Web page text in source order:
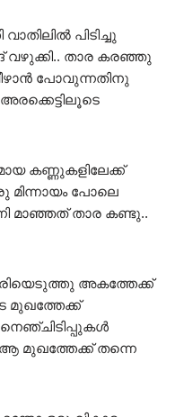
പിടിച്ചു
താര കരഞ്ഞു
പോവുന്നതിനു
കണ്ണുകളിലേക്ക്
പോലെ
മാഞ്ഞത് താര കണ്ടു..
അകത്തേക്ക്
മുഖത്തേക്ക്
മുഖത്തേക്ക് തന്നെ